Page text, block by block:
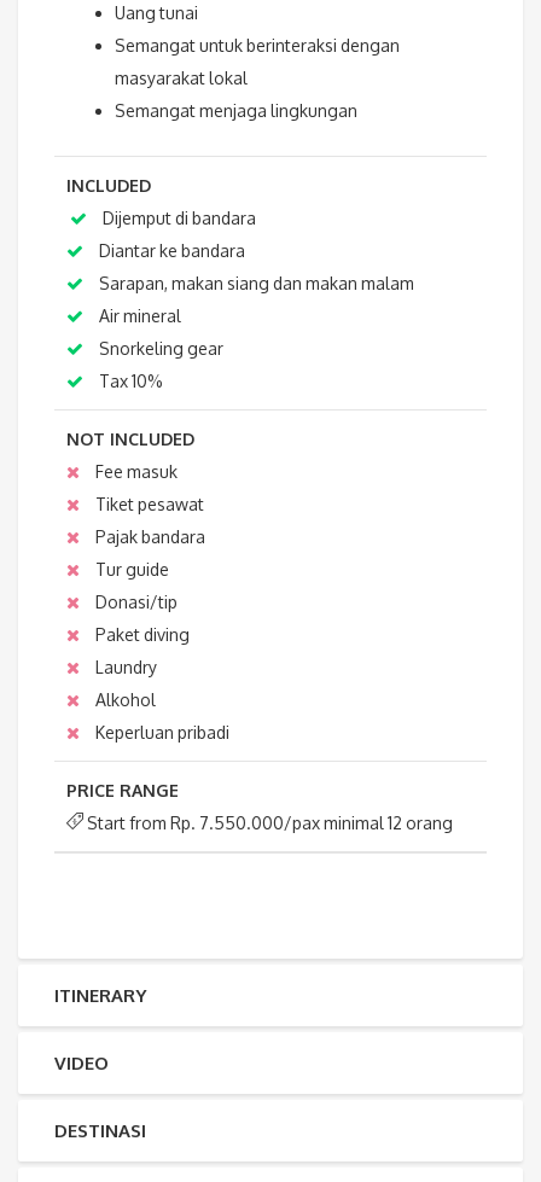
Uang tunai
Semangat untuk berinteraksi dengan
masyarakat lokal
Semangat menjaga lingkungan
INCLUDED
Dijemput di bandara
Diantar ke bandara
Sarapan, makan siang dan makan malam
Air mineral
Snorkeling gear
Tax 10%
NOT INCLUDED
Fee masuk
Tiket pesawat
Pajak bandara
Tur guide
Donasi/tip
Paket diving
Laundry
Alkohol
Keperluan pribadi
PRICE RANGE
Start from Rp. 7.550.000/pax minimal 12 orang
ITINERARY
VIDEO
DESTINASI